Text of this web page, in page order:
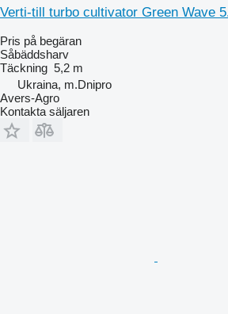
Verti-till turbo cultivator Green Wave
Pris på begäran
Såbäddsharv
Täckning 5,2 m
Ukraina, m.Dnipro
Avers-Agro
Kontakta säljaren